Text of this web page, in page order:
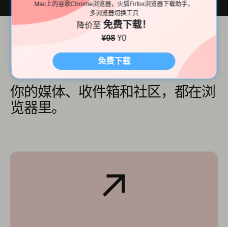
Mac上的谷歌Chrome浏览器，火狐Firfox浏览器下载助手，
多浏览器切换工具
降价至免费下载！
¥98 ¥0
免费下载
真实工作流
你的媒体、收件箱和社区，都在浏
览器里。
↗